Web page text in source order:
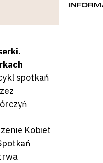
spotkań
Kobiet